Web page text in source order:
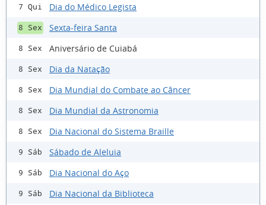
7 Qui Dia do Médico Legista
8 Sex Sexta-feira Santa
8 Sex Aniversário de Cuiabá
8 Sex Dia da Natação
8 Sex Dia Mundial do Combate ao Câncer
8 Sex Dia Mundial da Astronomia
8 Sex Dia Nacional do Sistema Braille
9 Sáb Sábado de Aleluia
9 Sáb Dia Nacional do Aço
9 Sáb Dia Nacional da Biblioteca